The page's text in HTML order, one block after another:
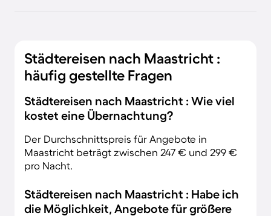
Städtereisen nach Maastricht :
häufig gestellte Fragen
Städtereisen nach Maastricht : Wie viel
kostet eine Übernachtung?
Der Durchschnittspreis für Angebote in
Maastricht beträgt zwischen 247 € und 299 €
pro Nacht.
Städtereisen nach Maastricht : Habe ich
die Möglichkeit, Angebote für größere